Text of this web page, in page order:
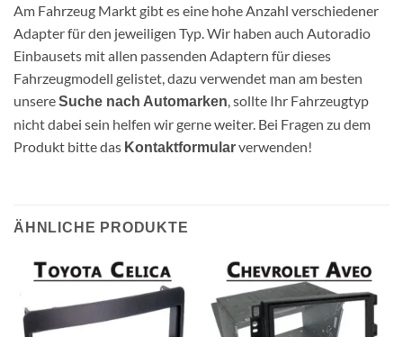
Am Fahrzeug Markt gibt es eine hohe Anzahl verschiedener
Adapter für den jeweiligen Typ. Wir haben auch Autoradio
Einbausets mit allen passenden Adaptern für dieses
Fahrzeugmodell gelistet, dazu verwendet man am besten
unsereSuche nach Automarken, sollte Ihr Fahrzeugtyp
nicht dabei sein helfen wir gerne weiter. Bei Fragen zu dem
Produkt bitte das Kontaktformularverwenden!
ÄHNLICHE PRODUKTE